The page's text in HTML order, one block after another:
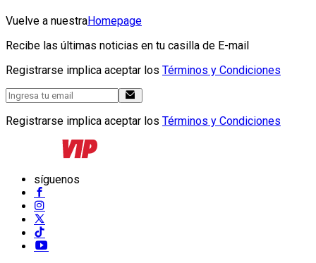
Vuelve a nuestraHomepage
Recibe las últimas noticias en tu casilla de E-mail
Registrarse implica aceptar los Términos y Condiciones
Registrarse implica aceptar los Términos y Condiciones
síguenos